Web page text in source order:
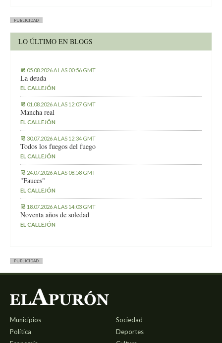
PUBLICIDAD
LO ÚLTIMO EN BLOGS
05.08.2026 A LAS 00:56 GMT
La deuda
EL CALLEJÓN
01.08.2026 A LAS 12:07 GMT
Mancha real
EL CALLEJÓN
30.07.2026 A LAS 12:34 GMT
Todos los fuegos del fuego
EL CALLEJÓN
24.07.2026 A LAS 08:58 GMT
"Fauces"
EL CALLEJÓN
18.07.2026 A LAS 14:03 GMT
Noventa años de soledad
EL CALLEJÓN
PUBLICIDAD
Municipios
Política
Sociedad
Deportes